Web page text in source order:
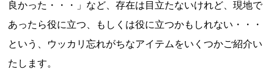
良かった・・・」など、存在は目立たないけれど、現地で
あったら役に立つ、もしくは役に立つかもしれない・・・
という、ウッカリ忘れがちなアイテムをいくつかご紹介い
たします。